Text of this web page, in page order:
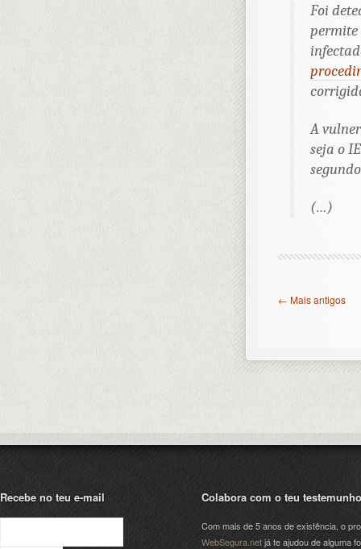
Foi
permite
A
seja o
(…)
← Mais antigos
Recebe no teu e-mail Colabora com o teu testemunho
Com mais de 5 anos de existência, o
WebSegura.netjá te ajudou de alguma